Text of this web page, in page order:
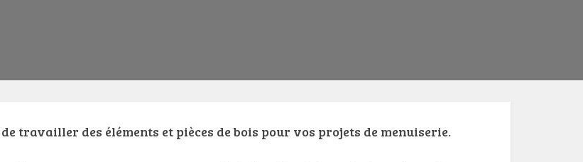
travailler des éléments et pièces de bois pour vos projets de menuiserie.